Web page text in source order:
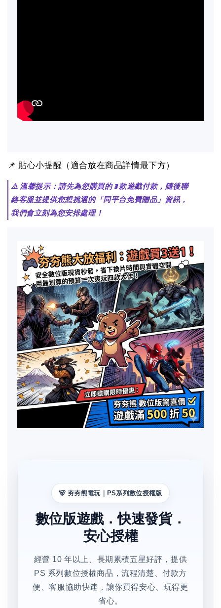
📌 貼心小提醒（適合放在商品詳情最下方）
⚠️ 溫馨提示：請先為您購買的 3 款遊戲付款，隨後聯
絡客服並提供您想挑選的「同平台免費贈品」資訊，
我們會立刻為您安排處理！
🐻 夯夯熊電玩｜PS系列數位授權版
數位版遊戲．快速發貨．
安心授權
經營 10 年以上、長期累積五星好評，提供
PS 系列數位授權商品，流程清楚、付款方
便、客服協助快速，讓你買得安心、玩得更
省心。